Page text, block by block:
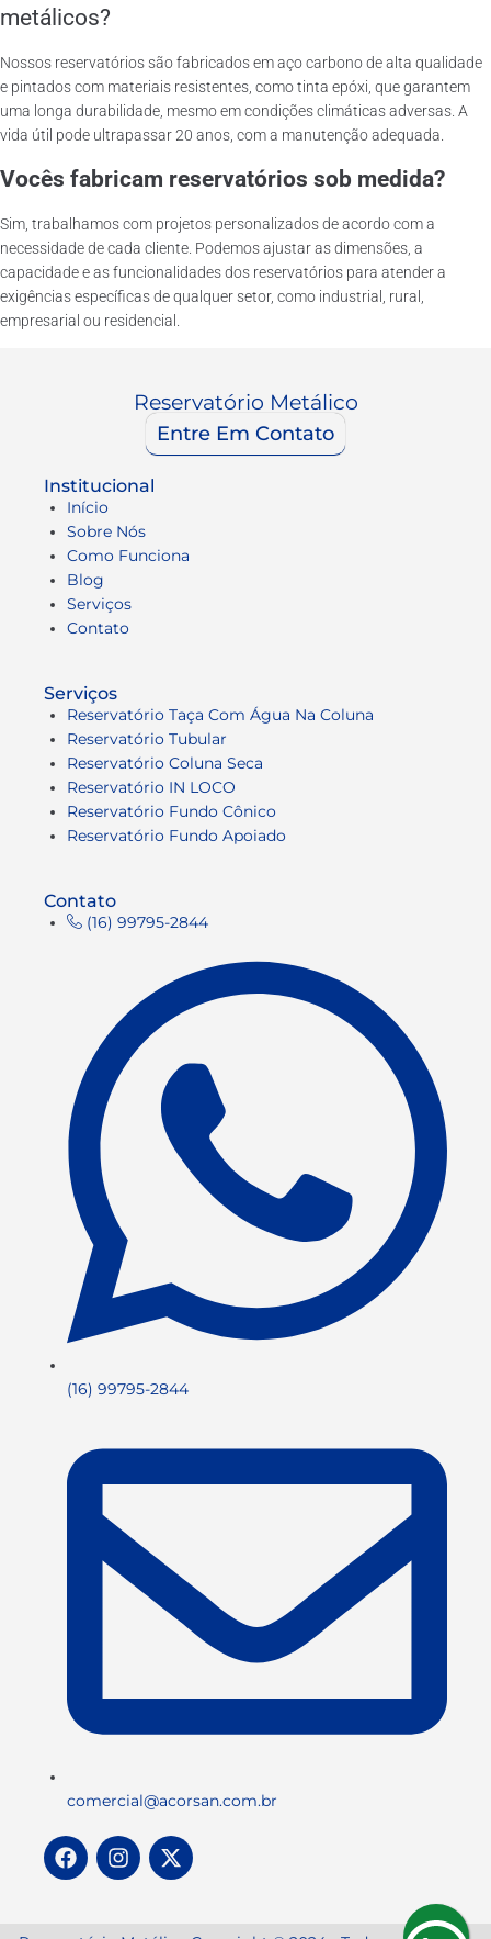
metálicos?
Nossos reservatórios são fabricados em aço carbono de alta qualidade
e pintados com materiais resistentes, como tinta epóxi, que garantem
uma longa durabilidade, mesmo em condições climáticas adversas. A
vida útil pode ultrapassar 20 anos, com a manutenção adequada.
Vocês fabricam reservatórios sob medida?
Sim, trabalhamos com projetos personalizados de acordo com a
necessidade de cada cliente. Podemos ajustar as dimensões, a
capacidade e as funcionalidades dos reservatórios para atender a
exigências específicas de qualquer setor, como industrial, rural,
empresarial ou residencial.
Reservatório Metálico
Entre Em Contato
Institucional
Início
Sobre Nós
Como Funciona
Blog
Serviços
Contato
Serviços
Reservatório Taça Com Água Na Coluna
Reservatório Tubular
Reservatório Coluna Seca
Reservatório IN LOCO
Reservatório Fundo Cônico
Reservatório Fundo Apoiado
Contato
(16) 99795-2844
(16) 99795-2844
comercial@acorsan.com.br